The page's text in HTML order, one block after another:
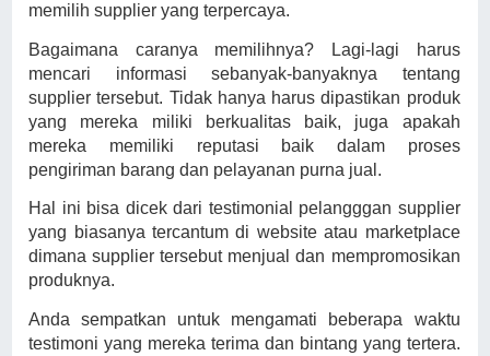
memilih supplier yang terpercaya.
Bagaimana caranya memilihnya? Lagi-lagi harus
mencari informasi sebanyak-banyaknya tentang
supplier tersebut. Tidak hanya harus dipastikan produk
yang mereka miliki berkualitas baik, juga apakah
mereka memiliki reputasi baik dalam proses
pengiriman barang dan pelayanan purna jual.
Hal ini bisa dicek dari testimonial pelangggan supplier
yang biasanya tercantum di website atau marketplace
dimana supplier tersebut menjual dan mempromosikan
produknya.
Anda sempatkan untuk mengamati beberapa waktu
testimoni yang mereka terima dan bintang yang tertera.